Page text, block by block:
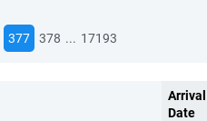
377 378 ... 17193
Arrival
Date